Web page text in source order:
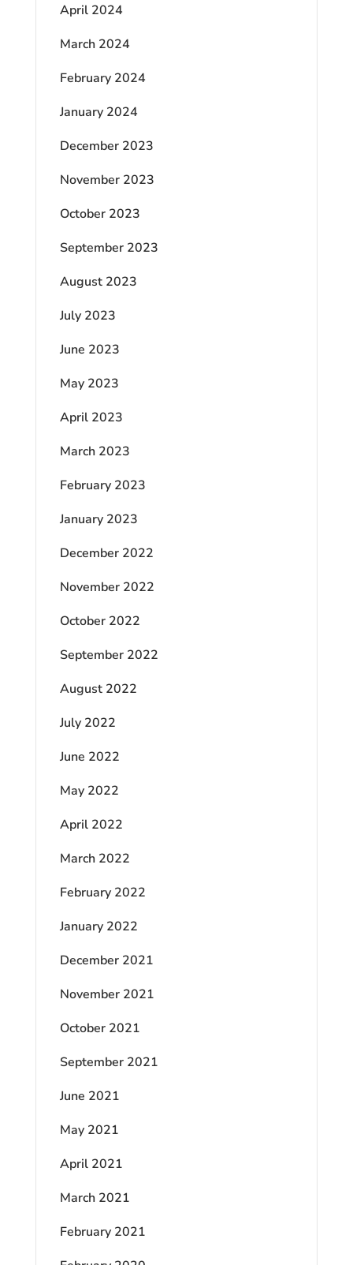
April 2024
March 2024
February 2024
January 2024
December 2023
November 2023
October 2023
September 2023
August 2023
July 2023
June 2023
May 2023
April 2023
March 2023
February 2023
January 2023
December 2022
November 2022
October 2022
September 2022
August 2022
July 2022
June 2022
May 2022
April 2022
March 2022
February 2022
January 2022
December 2021
November 2021
October 2021
September 2021
June 2021
May 2021
April 2021
March 2021
February 2021